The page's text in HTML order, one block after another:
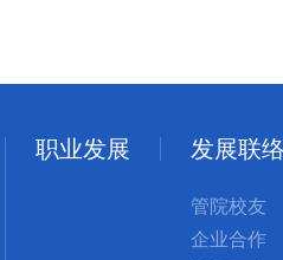
职业发展 发展联
管院校友
企业合作